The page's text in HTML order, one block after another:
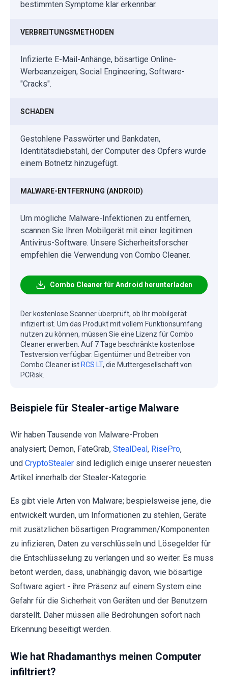
bestimmten Symptome klar erkennbar.
VERBREITUNGSMETHODEN
Infizierte E-Mail-Anhänge, bösartige Online-
Werbeanzeigen, Social Engineering, Software-
"Cracks".
SCHADEN
Gestohlene Passwörter und Bankdaten,
Identitätsdiebstahl, der Computer des Opfers wurde
einem Botnetz hinzugefügt.
MALWARE-ENTFERNUNG (ANDROID)
Um mögliche Malware-Infektionen zu entfernen,
scannen Sie Ihren Mobilgerät mit einer legitimen
Antivirus-Software. Unsere Sicherheitsforscher
empfehlen die Verwendung von Combo Cleaner.
Combo Cleaner für Android herunterladen
Der kostenlose Scanner überprüft, ob Ihr mobilgerät
infiziert ist. Um das Produkt mit vollem Funktionsumfang
nutzen zu können, müssen Sie eine Lizenz für Combo
Cleaner erwerben. Auf 7 Tage beschränkte kostenlose
Testversion verfügbar. Eigentümer und Betreiber von
Combo Cleaner istRCS LT, die Muttergesellschaft von
PCRisk.
Beispiele für Stealer-artige Malware
Wir haben Tausende von Malware-Proben
analysiert; Demon, FateGrab, StealDeal, RisePro,
und CryptoStealer sind lediglich einige unserer neuesten
Artikel innerhalb der Stealer-Kategorie.
Es gibt viele Arten von Malware; bespielsweise jene, die
entwickelt wurden, um Informationen zu stehlen, Geräte
mit zusätzlichen bösartigen Programmen/Komponenten
zu infizieren, Daten zu verschlüsseln und Lösegelder für
die Entschlüsselung zu verlangen und so weiter. Es muss
betont werden, dass, unabhängig davon, wie bösartige
Software agiert - ihre Präsenz auf einem System eine
Gefahr für die Sicherheit von Geräten und der Benutzern
darstellt. Daher müssen alle Bedrohungen sofort nach
Erkennung beseitigt werden.
Wie hat Rhadamanthys meinen Computer
infiltriert?